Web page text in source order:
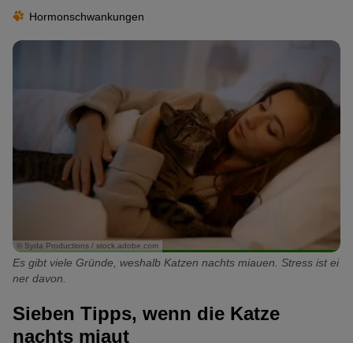
Hormonschwankungen
© Syda Productions / stock.adobe.com
Es gibt viele Gründe, weshalb Katzen nachts miauen. Stress ist ei
ner davon.
Sieben Tipps, wenn die Katze
nachts miaut